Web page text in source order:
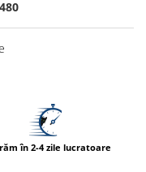
în 2-4 zile lucratoare